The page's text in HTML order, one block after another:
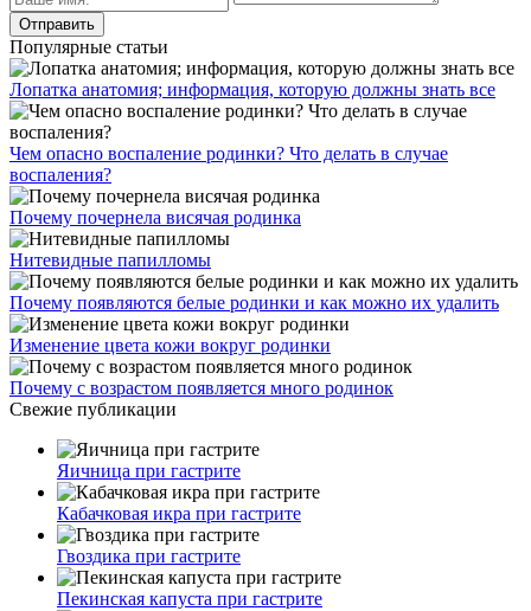
Популярные статьи
Лопатка анатомия; информация, которую должны знать все
Чем опасно воспаление родинки? Что делать в случае
воспаления?
Почему почернела висячая родинка
Нитевидные папилломы
Почему появляются белые родинки и как можно их удалить
Изменение цвета кожи вокруг родинки
Почему с возрастом появляется много родинок
Свежие публикации
Яичница при гастрите
Кабачковая икра при гастрите
Гвоздика при гастрите
Пекинская капуста при гастрите